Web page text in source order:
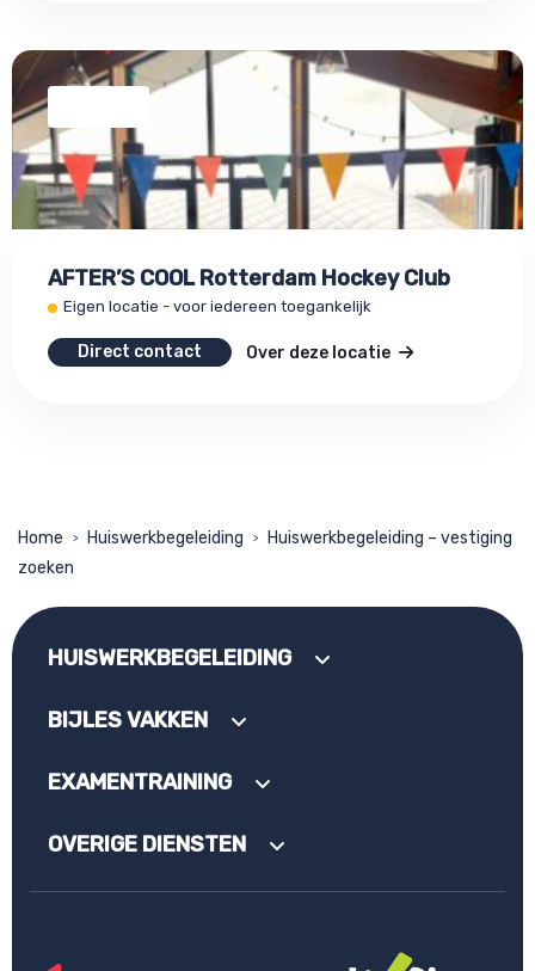
AFTER’S COOL Rotterdam Hockey Club
Eigen locatie - voor iedereen toegankelijk
Direct contact Over deze locatie
Home > Huiswerkbegeleiding >
Huiswerkbegeleiding – vestiging
zoeken
HUISWERKBEGELEIDING
BIJLES VAKKEN
EXAMENTRAINING
OVERIGE DIENSTEN